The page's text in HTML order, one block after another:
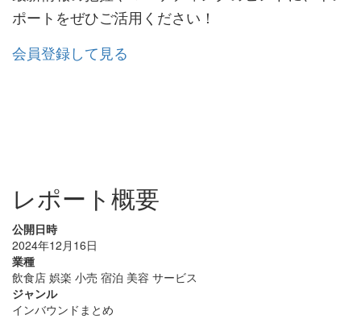
ポートをぜひご活用ください！
会員登録して見る
レポート概要
公開日時
2024年12月16日
業種
飲食店 娯楽 小売 宿泊 美容 サービス
ジャンル
インバウンドまとめ